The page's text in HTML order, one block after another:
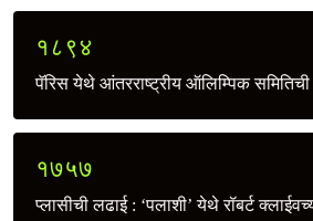
१८९४
पॅरिस येथे आंतरराष्ट्रीय ऑलिम्पिक समितिची
१७५७
प्लासीची लढाई : ‘पलाशी’ येथे रॉबर्ट